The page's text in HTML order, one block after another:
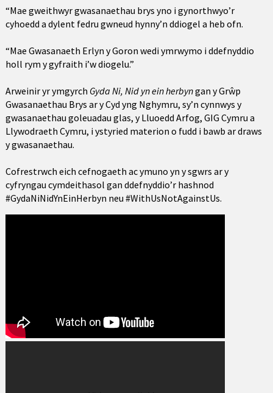
“Mae gweithwyr gwasanaethau brys yno i gynorthwyo’r
cyhoedd a dylent fedru gwneud hynny’n ddiogel a heb ofn.
“Mae Gwasanaeth Erlyn y Goron wedi ymrwymo i ddefnyddio
holl rym y gyfraith i’w diogelu.”
Arweinir yr ymgyrch Gyda Ni, Nid yn ein herbyngan y Grŵp
Gwasanaethau Brys ar y Cyd yng Nghymru, sy’n cynnwys y
gwasanaethau goleuadau glas, y Lluoedd Arfog, GIG Cymru a
Llywodraeth Cymru, i ystyried materion o fudd i bawb ar draws
y gwasanaethau.
Cofrestrwch eich cefnogaeth ac ymuno yn y sgwrs ar y
cyfryngau cymdeithasol gan ddefnyddio’r hashnod
#GydaNiNidYnEinHerbyn neu #WithUsNotAgainstUs.